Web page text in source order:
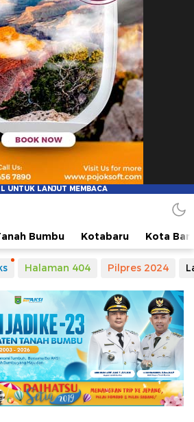
Faktual dan Mendidik
Bumbu Kotabaru Kota
Halaman 404 Pilpres 2024